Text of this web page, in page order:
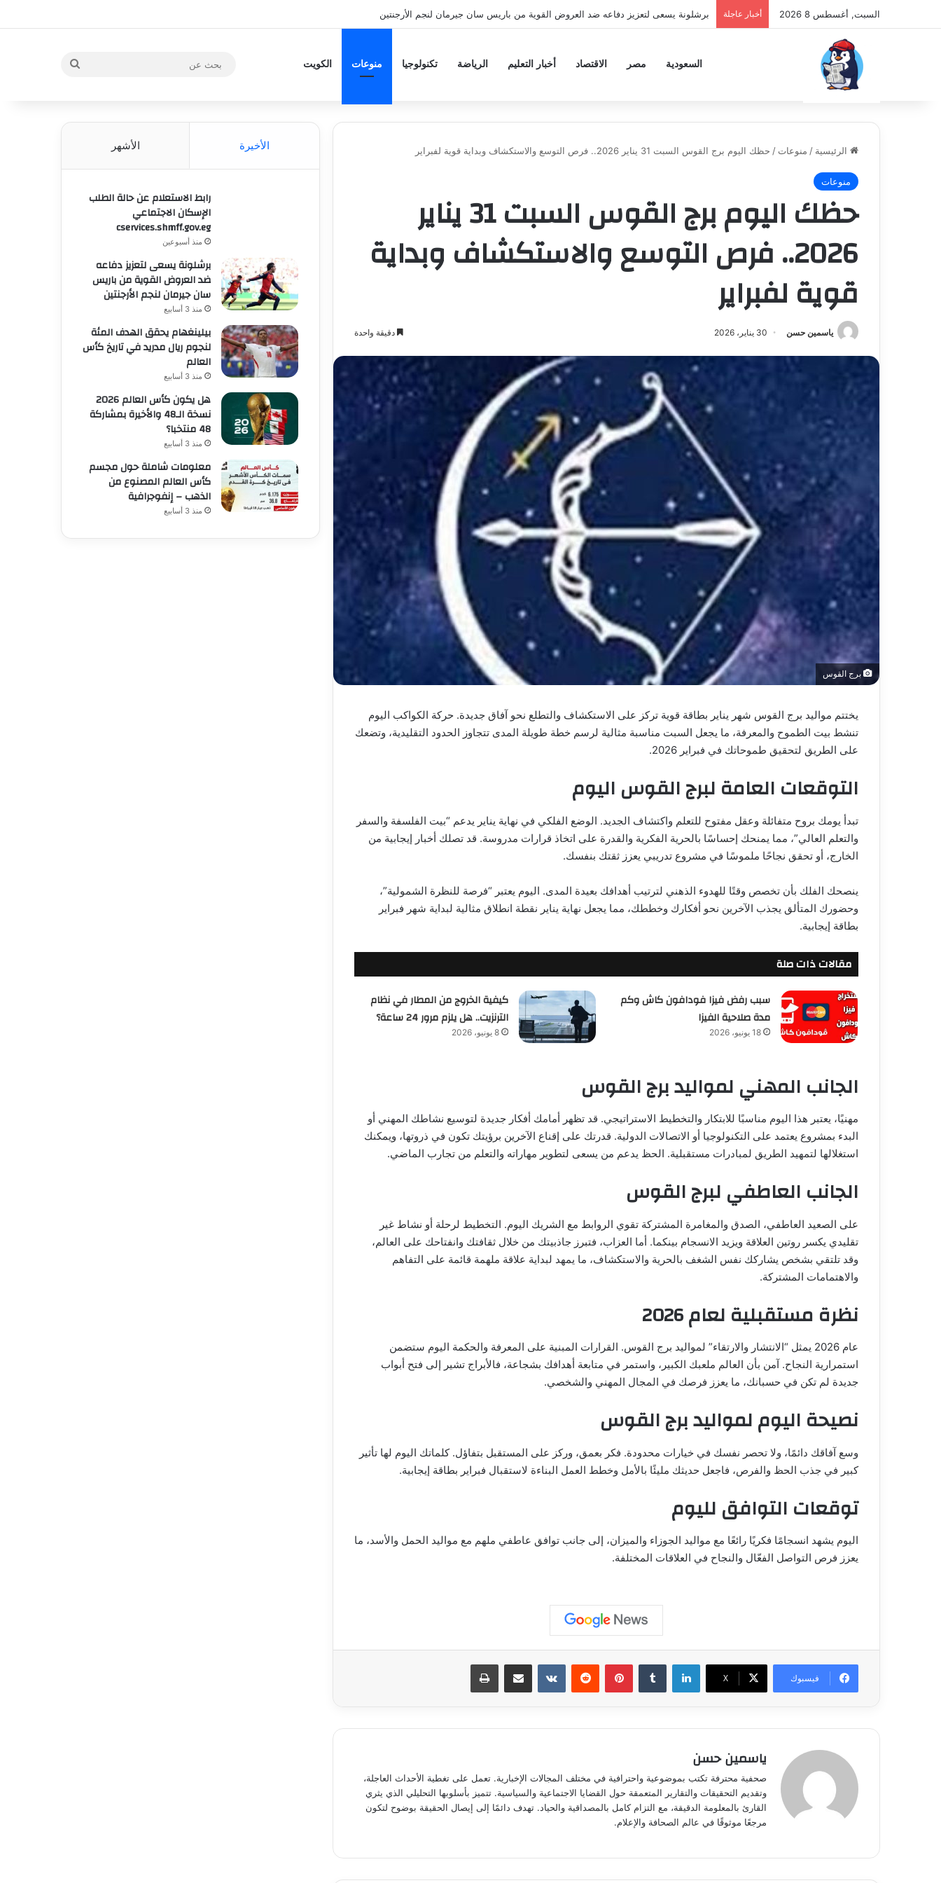
السبت, أغسطس 8 2026 أخبار عاجلة برشلونة يسعى لتعزيز دفاعه ضد العروض القوية من باريس سان جيرمان لنجم الأرجنتين
السعودية مصر الاقتصاد أخبار التعليم الرياضة تكنولوجيا منوعات الكويت
بحث
الرئيسية / منوعات / حظك اليوم برج القوس السبت 31 يناير 2026.. فرص التوسع والاستكشاف وبداية قوية لفبراير
منوعات
حظك اليوم برج القوس السبت 31 يناير
2026.. فرص التوسع والاستكشاف وبداية
قوية لفبراير
ياسمين حسن 30 يناير، 2026 دقيقة واحدة
برج القوس
يختتم مواليد برج القوس شهر يناير بطاقة قوية تركز على الاستكشاف والتطلع نحو آفاق جديدة. حركة الكواكب اليوم
تنشط بيت الطموح والمعرفة، ما يجعل السبت مناسبة مثالية لرسم خطة طويلة المدى تتجاوز الحدود التقليدية، وتضعك
على الطريق لتحقيق طموحاتك في فبراير 2026.
التوقعات العامة لبرج القوس اليوم
تبدأ يومك بروح متفائلة وعقل مفتوح للتعلم واكتشاف الجديد. الوضع الفلكي في نهاية يناير يدعم “بيت الفلسفة والسفر
والتعلم العالي”، مما يمنحك إحساسًا بالحرية الفكرية والقدرة على اتخاذ قرارات مدروسة. قد تصلك أخبار إيجابية من
الخارج، أو تحقق نجاحًا ملموسًا في مشروع تدريبي يعزز ثقتك بنفسك.
ينصحك الفلك بأن تخصص وقتًا للهدوء الذهني لترتيب أهدافك بعيدة المدى. اليوم يعتبر “فرصة للنظرة الشمولية”،
وحضورك المتألق يجذب الآخرين نحو أفكارك وخططك، مما يجعل نهاية يناير نقطة انطلاق مثالية لبداية شهر فبراير
بطاقة إيجابية.
مقالات ذات صلة
سبب رفض فيزا فودافون كاش وكم
مدة صلاحية الفيزا
18 يونيو، 2026
كيفية الخروج من المطار في نظام
الترنزيت.. هل يلزم مرور 24 ساعة؟
8 يونيو، 2026
الجانب المهني لمواليد برج القوس
مهنيًا، يعتبر هذا اليوم مناسبًا للابتكار والتخطيط الاستراتيجي. قد تظهر أمامك أفكار جديدة لتوسيع نشاطك المهني أو
البدء بمشروع يعتمد على التكنولوجيا أو الاتصالات الدولية. قدرتك على إقناع الآخرين برؤيتك تكون في ذروتها، ويمكنك
استغلالها لتمهيد الطريق لمبادرات مستقبلية. الحظ يدعم من يسعى لتطوير مهاراته والتعلم من تجارب الماضي.
الجانب العاطفي لبرج القوس
على الصعيد العاطفي، الصدق والمغامرة المشتركة تقوي الروابط مع الشريك اليوم. التخطيط لرحلة أو نشاط غير
تقليدي يكسر روتين العلاقة ويزيد الانسجام بينكما. أما العزاب، فتبرز جاذبيتك من خلال ثقافتك وانفتاحك على العالم،
وقد تلتقي بشخص يشاركك نفس الشغف بالحرية والاستكشاف، ما يمهد لبداية علاقة ملهمة قائمة على التفاهم
والاهتمامات المشتركة.
نظرة مستقبلية لعام 2026
عام 2026 يمثل “الانتشار والارتقاء” لمواليد برج القوس. القرارات المبنية على المعرفة والحكمة اليوم ستضمن
استمرارية النجاح. آمن بأن العالم ملعبك الكبير، واستمر في متابعة أهدافك بشجاعة، فالأبراج تشير إلى فتح أبواب
جديدة لم تكن في حسبانك، ما يعزز فرصك في المجال المهني والشخصي.
نصيحة اليوم لمواليد برج القوس
وسع آفاقك دائمًا، ولا تحصر نفسك في خيارات محدودة. فكر بعمق، وركز على المستقبل بتفاؤل. كلماتك اليوم لها تأثير
كبير في جذب الحظ والفرص، فاجعل حديثك مليئًا بالأمل وخطط العمل البناءة لاستقبال فبراير بطاقة إيجابية.
توقعات التوافق لليوم
اليوم يشهد انسجامًا فكريًا رائعًا مع مواليد الجوزاء والميزان، إلى جانب توافق عاطفي ملهم مع مواليد الحمل والأسد، ما
يعزز فرص التواصل الفعّال والنجاح في العلاقات المختلفة.
فيسبوك ‫X
لينكدإن بينتيريست مشاركة عبر البريد طباعة
ياسمين حسن
صحفية محترفة تكتب بموضوعية واحترافية في مختلف المجالات الإخبارية. تعمل على تغطية الأحداث العاجلة،
وتقديم التحقيقات والتقارير المتعمقة حول القضايا الاجتماعية والسياسية. تتميز بأسلوبها التحليلي الذي يثري
القارئ بالمعلومة الدقيقة، مع التزام كامل بالمصداقية والحياد. تهدف دائمًا إلى إيصال الحقيقة بوضوح لتكون
مرجعًا موثوقًا في عالم الصحافة والإعلام.
الأخيرة الأشهر
رابط الاستعلام عن حالة الطلب
الإسكان الاجتماعي
cservices.shmff.gov.eg
منذ أسبوعين
برشلونة يسعى لتعزيز دفاعه
ضد العروض القوية من باريس
سان جيرمان لنجم الأرجنتين
منذ 3 أسابيع
بيلينغهام يحقق الهدف المئة
لنجوم ريال مدريد في تاريخ كأس
العالم
منذ 3 أسابيع
هل يكون كأس العالم 2026
نسخة الـ48 والأخيرة بمشاركة
48 منتخبا؟
منذ 3 أسابيع
معلومات شاملة حول مجسم
كأس العالم المصنوع من
الذهب – إنفوجرافية
منذ 3 أسابيع